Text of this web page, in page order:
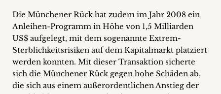
Die Münchener Rück hat zudem im Jahr 2008 ein
Anleihen-Programm in Höhe von 1,5 Milliarden
US$ aufgelegt, mit dem sogenannte Extrem-
Sterblichkeitsrisiken auf dem Kapitalmarkt platziert
werden konnten. Mit dieser Transaktion sicherte
sich die Münchener Rück gegen hohe Schäden ab,
die sich aus einem außerordentlichen Anstieg der